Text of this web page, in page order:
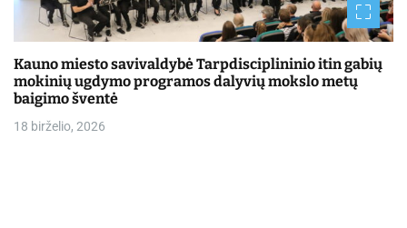
Kauno miesto savivaldybė Tarpdisciplininio itin gabių
mokinių ugdymo programos dalyvių mokslo metų
baigimo šventė
18 birželio, 2026